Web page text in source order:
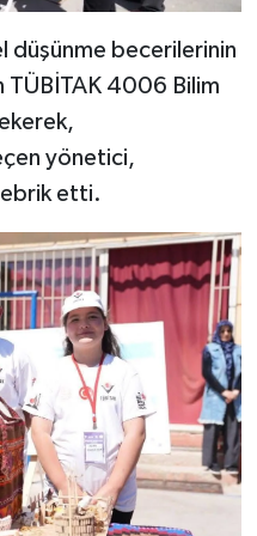
düşünme becerilerinin
TÜBİTAK 4006 Bilim
yönetici,
etti.